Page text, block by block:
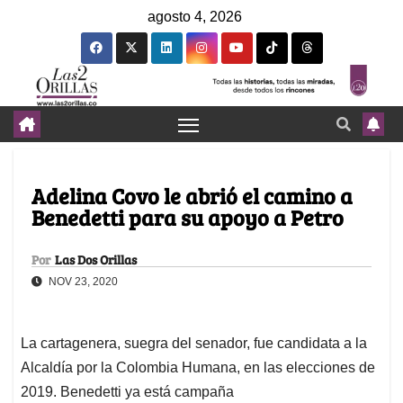
agosto 4, 2026
Adelina Covo le abrió el camino a
Benedetti para su apoyo a Petro
Por Las Dos Orillas
NOV 23, 2020
La cartagenera, suegra del senador, fue candidata a la
Alcaldía por la Colombia Humana, en las elecciones de
2019. Benedetti ya está campaña